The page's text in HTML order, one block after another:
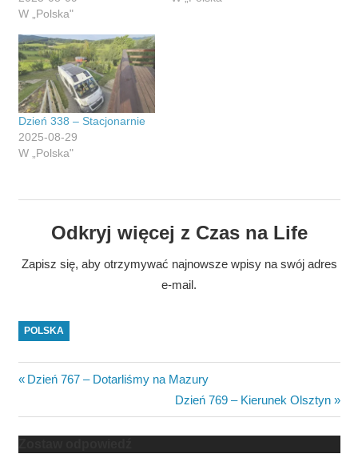
W „Polska"
Dzień 338 – Stacjonarnie
2025-08-29
W „Polska"
Odkryj więcej z Czas na Life
Zapisz się, aby otrzymywać najnowsze wpisy na swój adres
e-mail.
POLSKA
Nawigacja
wpisu
Previous
Dzień 767 – Dotarliśmy na Mazury
Next
Post:
Dzień 769 – Kierunek Olsztyn